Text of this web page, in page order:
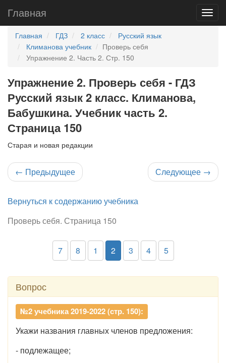
Главная
Главная ГДЗ 2 класс
Русский язык
Климанова учебник
Проверь себя
Упражнение 2. Часть 2. Стр. 150
Упражнение 2. Проверь себя - ГДЗ
Русский язык 2 класс. Климанова,
Бабушкина. Учебник часть 2.
Страница 150
Старая и новая редакции
← Предыдущее Следующее →
Вернуться к содержанию учебника
Проверь себя. Страница 150
7 8 1 2 3 4 5
Вопрос
№2 учебника 2019-2022 (стр. 150):
Укажи названия главных членов предложения:
- подлежащее;